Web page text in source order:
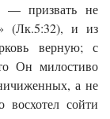
призвать не
(Лк.5:32), и из
верную; с
Он милостиво
а не
сойти